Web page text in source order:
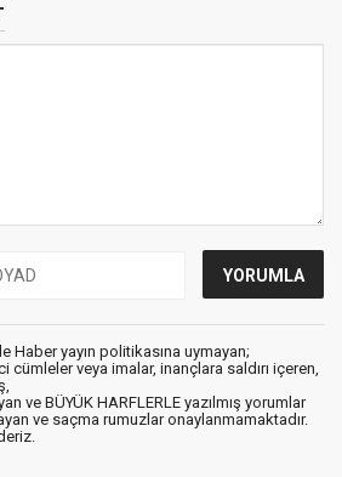
Haber yayın politikasına uymayan;
cümleler veya imalar, inançlara saldırı içeren,
ve BÜYÜK HARFLERLE yazılmış yorumlar
ve saçma rumuzlar onaylanmamaktadır.